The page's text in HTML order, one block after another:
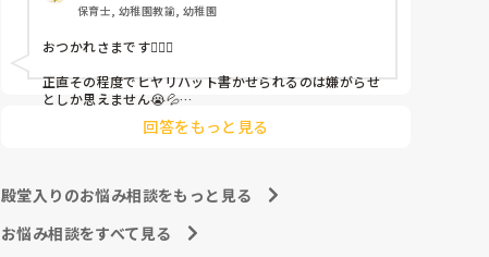
これだけで30〜40分拘束されて辛いです
皆さんの園はどうですか?
保育士, 幼稚園教諭, 幼稚園
おつかれさまです🙇🏻‍♀️
正直その程度でヒヤリハット書かせられるのは嫌がらせ
としか思えません😭💦
他の先生方も同様のことをされているのでしょうか？
回答をもっと見る
殿堂入りのお悩み相談をもっと見る
お悩み相談をすべて見る